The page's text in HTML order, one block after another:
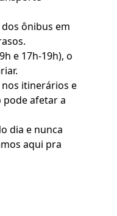
ônibus em
e 17h-19h), o
itinerários e
pode afetar a
dia e nunca
aqui pra